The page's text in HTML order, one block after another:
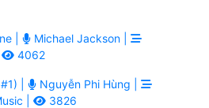
|
Michael Jackson |
4062
|
Nguyễn Phi Hùng |
|
3826